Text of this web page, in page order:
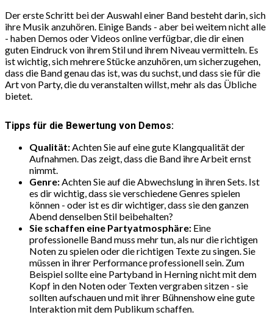
Der erste Schritt bei der Auswahl einer Band besteht darin, sich
ihre Musik anzuhören. Einige Bands - aber bei weitem nicht alle
- haben Demos oder Videos online verfügbar, die dir einen
guten Eindruck von ihrem Stil und ihrem Niveau vermitteln. Es
ist wichtig, sich mehrere Stücke anzuhören, um sicherzugehen,
dass die Band genau das ist, was du suchst, und dass sie für die
Art von Party, die du veranstalten willst, mehr als das Übliche
bietet.
Tipps für die Bewertung von Demos:
Qualität:Achten Sie auf eine gute Klangqualität der
Aufnahmen. Das zeigt, dass die Band ihre Arbeit ernst
nimmt.
Genre:Achten Sie auf die Abwechslung in ihren Sets. Ist
es dir wichtig, dass sie verschiedene Genres spielen
können - oder ist es dir wichtiger, dass sie den ganzen
Abend denselben Stil beibehalten?
Sie schaffen eine Partyatmosphäre: Eine
professionelle Band muss mehr tun, als nur die richtigen
Noten zu spielen oder die richtigen Texte zu singen. Sie
müssen in ihrer Performance professionell sein. Zum
Beispiel sollte eine Partyband in Herning nicht mit dem
Kopf in den Noten oder Texten vergraben sitzen - sie
sollten aufschauen und mit ihrer Bühnenshow eine gute
Interaktion mit dem Publikum schaffen.